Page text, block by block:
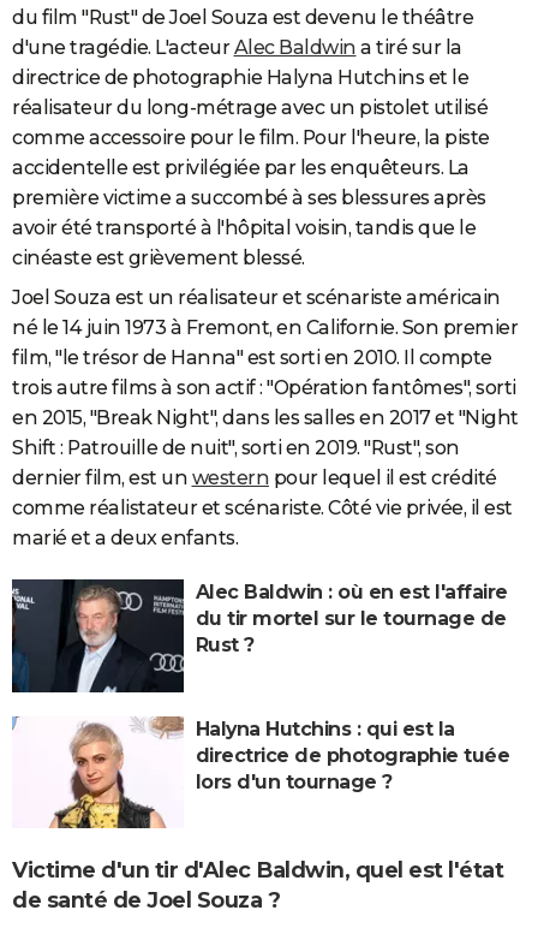
FORUM
Bricolage
Lifestyle
Culture
Sport
Auto
Television
Voyage
Cinema
du film "Rust" de Joel Souza est devenu le théâtre
d'une tragédie. L'acteurAlec Baldwin a tiré sur la
directrice de photographie Halyna Hutchins et le
réalisateur du long-métrage avec un pistolet utilisé
comme accessoire pour le film. Pour l'heure, la piste
accidentelle est privilégiée par les enquêteurs. La
première victime a succombé à ses blessures après
avoir été transporté à l'hôpital voisin, tandis que le
cinéaste est grièvement blessé.
Joel Souza est un réalisateur et scénariste américain
né le 14 juin 1973 à Fremont, en Californie. Son premier
film, "le trésor de Hanna" est sorti en 2010. Il compte
trois autre films à son actif : "Opération fantômes", sorti
en 2015, "Break Night", dans les salles en 2017 et "Night
Shift : Patrouille de nuit", sorti en 2019. "Rust", son
dernier film, est un western pour lequel il est crédité
comme réalistateur et scénariste. Côté vie privée, il est
marié et a deux enfants.
Alec Baldwin : où en est l'affaire
du tir mortel sur le tournage de
Rust ?
Halyna Hutchins : qui est la
directrice de photographie tuée
lors d'un tournage ?
Victime d'un tir d'Alec Baldwin, quel est l'état
de santé de Joel Souza ?